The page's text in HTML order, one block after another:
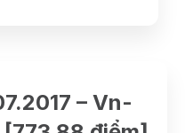
– Vn-